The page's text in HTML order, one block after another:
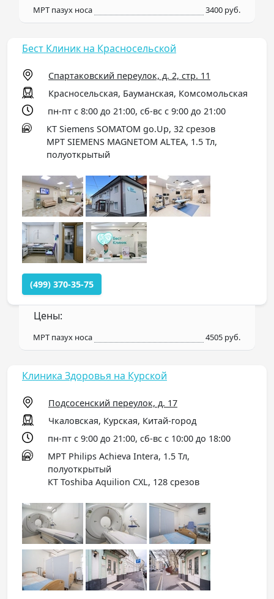
МРТ пазух носа 3400 руб.
Бест Клиник на Красносельской
Спартаковский переулок, д. 2, стр. 11
Красносельская, Бауманская, Комсомольская
пн-пт с 8:00 до 21:00, сб-вс с 9:00 до 21:00
КТ Siemens SOMATOM go.Up, 32 срезов
МРТ SIEMENS MAGNETOM ALTEA, 1.5 Тл,
полуоткрытый
(499) 370-35-75
Цены:
МРТ пазух носа 4505 руб.
Клиника Здоровья на Курской
Подсосенский переулок, д. 17
Чкаловская, Курская, Китай-город
пн-пт с 9:00 до 21:00, сб-вс с 10:00 до 18:00
МРТ Philips Achieva Intera, 1.5 Тл,
полуоткрытый
КТ Toshiba Aquilion CXL, 128 срезов